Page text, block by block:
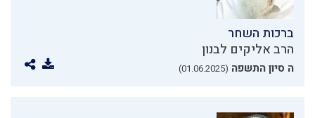
ברכות השחר
הרב אליקים לבנון
ה סיון התשפה (01.06.2025)